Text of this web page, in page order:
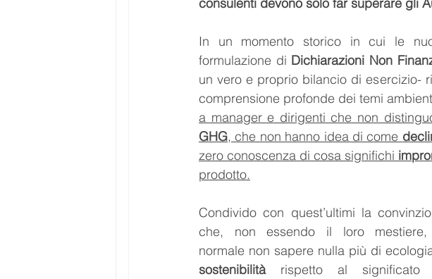
In un momento storico in cui le
formulazione di Dichiarazioni Non
un vero e proprio bilancio di esercizio-
comprensione profonde dei temi
a manager e dirigenti che non
GHG, che non hanno idea di come
zero conoscenza di cosa significhi
prodotto.
Condivido con quest’ultimi la
che, non essendo il loro
sostenibilità rispetto al significato